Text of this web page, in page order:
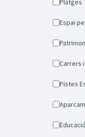
Platges
Espai
Carrers
Pistes
Educació